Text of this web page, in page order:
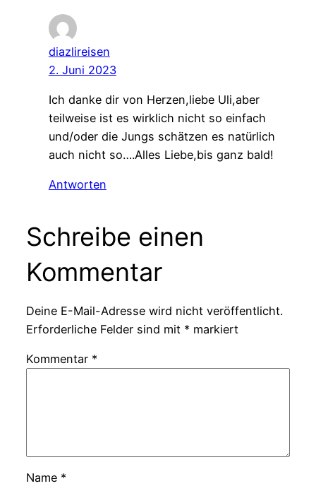
diazlireisen
2. Juni 2023
Ich danke dir von Herzen,liebe Uli,aber
teilweise ist es wirklich nicht so einfach
und/oder die Jungs schätzen es natürlich
auch nicht so….Alles Liebe,bis ganz bald!
Antworten
Schreibe einen
Kommentar
Deine E-Mail-Adresse wird nicht veröffentlicht.
Erforderliche Felder sind mit * markiert
Kommentar *
Name *